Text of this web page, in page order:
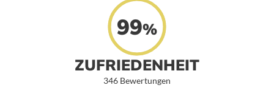
99%
ZUFRIEDENHEIT
346 Bewertungen